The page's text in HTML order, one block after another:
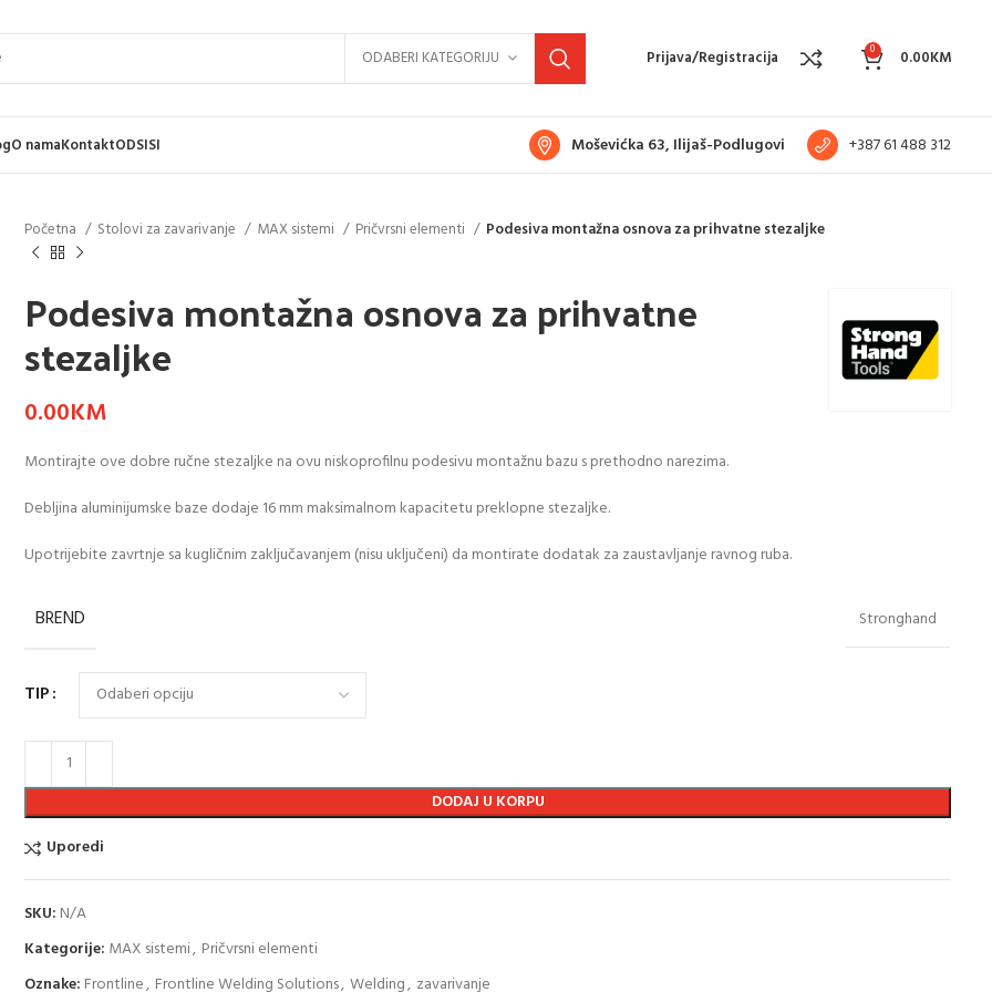
ODABERI KATEGORIJU Prijava/Registracija 0 0.00KM
O namaKontaktODSISI Moševićka 63, Ilijaš-Podlugovi +387 61 488 312
Početna Stolovi za zavarivanje MAX sistemi Pričvrsni elementi Podesiva montažna osnova za prihvatne stezaljke
Podesiva montažna osnova za prihvatne
stezaljke
0.00KM
Montirajte ove dobre ručne stezaljke na ovu niskoprofilnu podesivu montažnu bazu s prethodno narezima.
Debljina aluminijumske baze dodaje 16 mm maksimalnom kapacitetu preklopne stezaljke.
Upotrijebite zavrtnje sa kugličnim zaključavanjem (nisu uključeni) da montirate dodatak za zaustavljanje ravnog ruba.
BREND Stronghand
TIP
DODAJ U KORPU
Uporedi
SKU: N/A
Kategorije: MAX sistemi, Pričvrsni elementi
Oznake: Frontline, Frontline Welding Solutions, Welding, zavarivanje